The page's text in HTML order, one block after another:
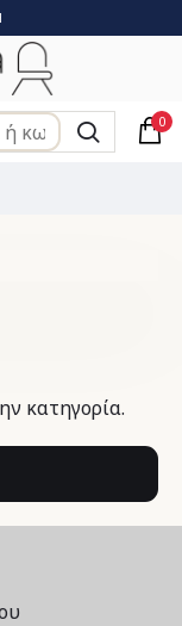
0
κατηγορία.